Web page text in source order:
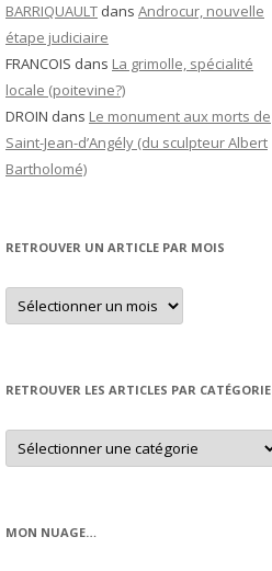
BARRIQUAULT dans Androcur, nouvelle
étape judiciaire
FRANCOIS dans La grimolle, spécialité
locale (poitevine?)
DROIN dans Le monument aux morts de
Saint-Jean-d’Angély (du sculpteur Albert
Bartholomé)
RETROUVER UN ARTICLE PAR MOIS
Retrouver
un
article
RETROUVER LES ARTICLES PAR CATÉGORIE
Retrouver
les
articles
MON NUAGE…